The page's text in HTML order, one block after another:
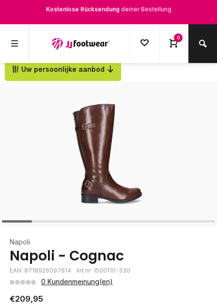
Kostenloser Versandab € 100,-
0
Uw persoonlijke aanbod
Zurück
Napoli
Napoli - Cognac
EAN: 8718926097814 Art.nr: 1500110-330
0 Kundenmeinung(en)
€209,95